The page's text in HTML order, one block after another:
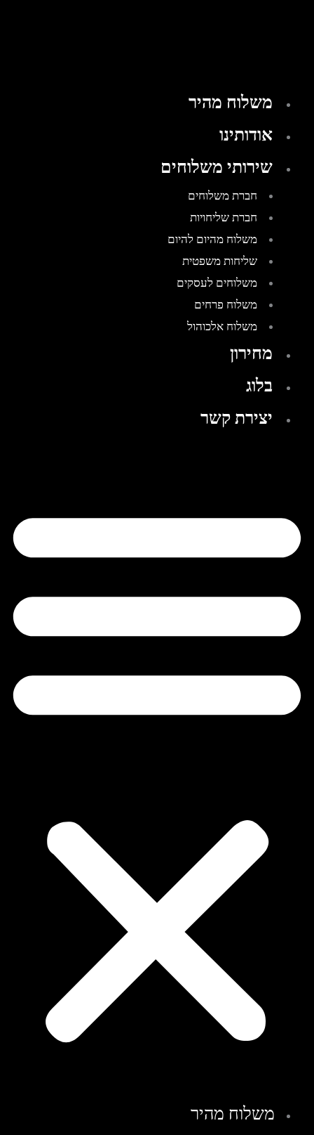
משלוח מהיר
אודותינו
שירותי משלוחים
חברת משלוחים
חברת שליחויות
משלוח מהיום להיום
שליחות משפטית
משלוחים לעסקים
משלוח פרחים
משלוח אלכוהול
מחירון
בלוג
יצירת קשר
משלוח מהיר